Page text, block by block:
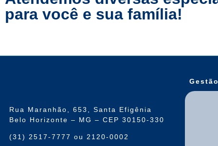
para você e sua família!
Rua Maranhão, 653, Santa Efigênia
Belo Horizonte – MG – CEP 30150-330
(31) 2517-7777 ou 2120-0002